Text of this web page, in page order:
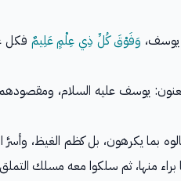
يوسف، وَفَوْقَ كُلِّ ذِي عِلْمٍ عَلِيمٌ فكل
يوسف عليه السلام، ومقصودهم
بما يكرهون، بل كظم الغيظ، وأسرَّ
براء منها، ثم سلكوا معه مسلك